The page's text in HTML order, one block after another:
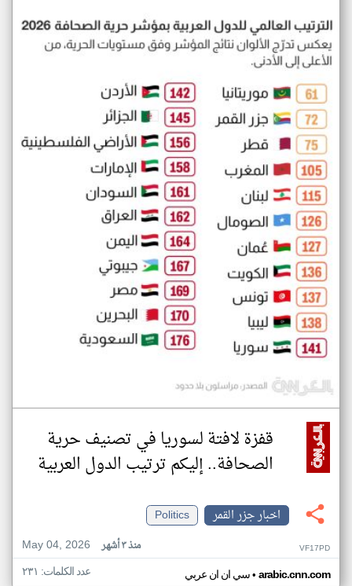
قفزة لافتة لسوريا في تصنيف حرية
الصحافة.. إليكم ترتيب الدول العربية
اخبار جزر القمر
Politics
May 04, 2026
منذ ٣ أشهر VF17PD
سي ان ان عربي• arabic.cnn.com عدد الكلمات: ٢٣١